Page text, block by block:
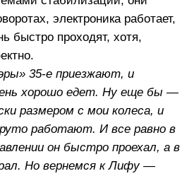
электроника работает,
быстро проходят, хотя,
35-е приезжают, и
хорошо едет. Ну еще бы —
размером с мои колеса, и
работают. И все равно в
он быстро проехал, а в
Но вернемся к Лифу —